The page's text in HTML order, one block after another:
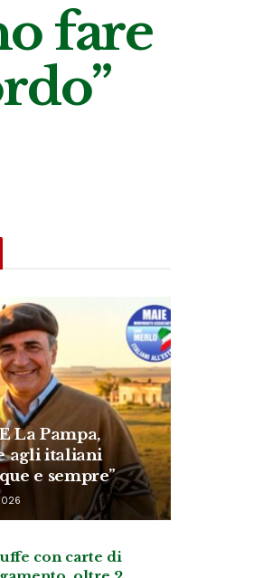
fare
La Pampa,
agli italiani
e sempre”
con carte di